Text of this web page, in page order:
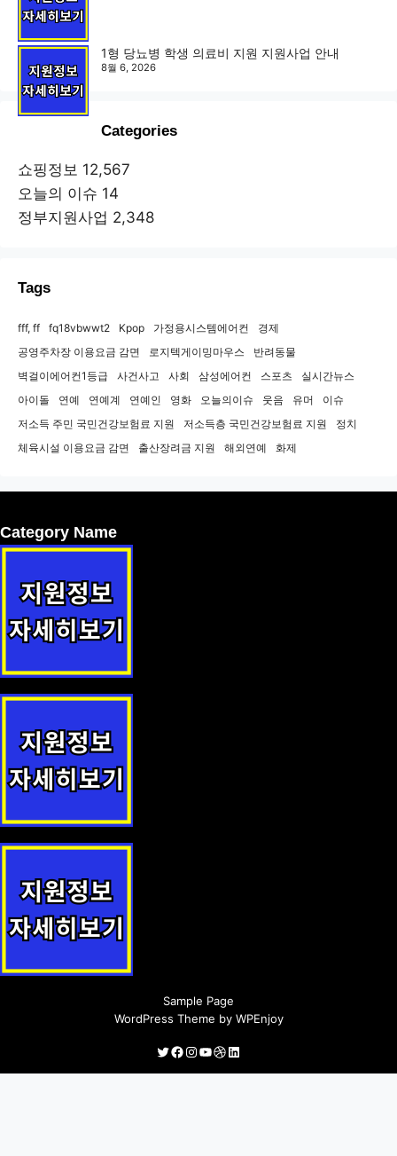
1형 당뇨병 학생 의료비 지원 지원사업 안내
8월 6, 2026
Categories
쇼핑정보 12,567
오늘의 이슈 14
정부지원사업 2,348
Tags
fff, ff fq18vbwwt2 Kpop 가정용시스템에어컨
경제
공영주차장 이용요금 감면
로지텍게이밍마우스
반려동물
벽걸이에어컨1등급
사건사고 사회 삼성에어컨 스포츠
실시간뉴스
아이돌
연예 연예계 연예인 영화 오늘의이슈 웃음 유머
이슈
저소득 주민 국민건강보험료 지원
저소득층 국민건강보험료 지원
정치
체육시설 이용요금 감면
출산장려금 지원 해외연예 화제
Category Name
Sample Page
WordPress Theme by WPEnjoy
Twitter
Facebook
Instagram
YouTube
Dribbble
LinkedIn